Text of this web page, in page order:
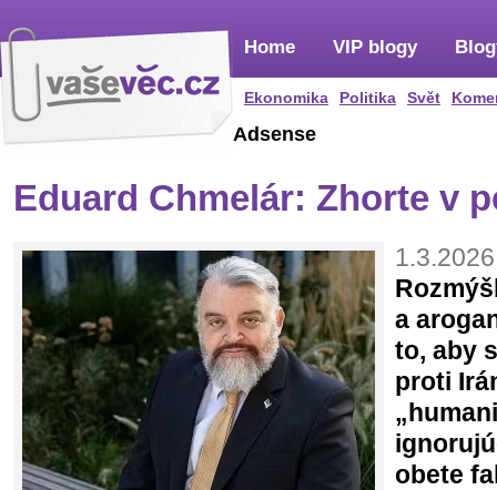
Home
Ekonomika Politika Svět
VIP blogy
Adsense
Eduard Chmelár: Zhorte v
a
to, aby
proti
obete